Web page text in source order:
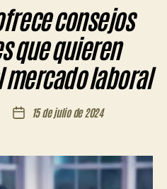
consejos
que quieren
laboral
Fecha
entrada
15 de julio de 2024